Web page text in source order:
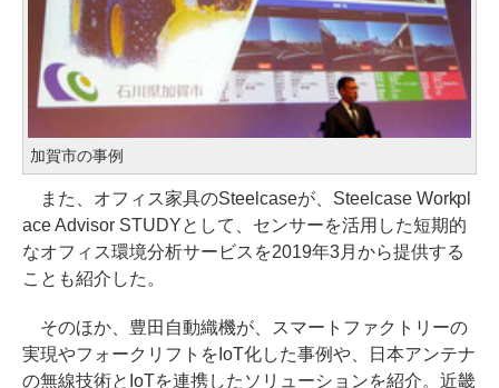
加賀市の事例
また、オフィス家具のSteelcaseが、Steelcase Workpl
ace Advisor STUDYとして、センサーを活用した短期的
なオフィス環境分析サービスを2019年3月から提供する
ことも紹介した。
そのほか、豊田自動織機が、スマートファクトリーの
実現やフォークリフトをIoT化した事例や、日本アンテナ
の無線技術とIoTを連携したソリューションを紹介。近畿